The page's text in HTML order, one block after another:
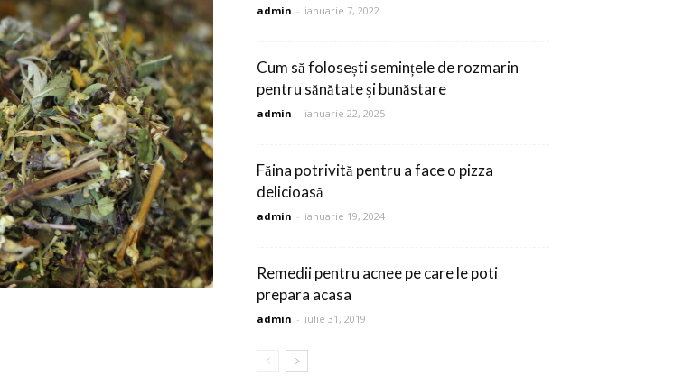
admin - ianuarie 7, 2022
Cum să folosești semințele de rozmarin
pentru sănătate și bunăstare
admin - ianuarie 22, 2025
Făina potrivită pentru a face o pizza
delicioasă
admin - ianuarie 19, 2024
Remedii pentru acnee pe care le poti
prepara acasa
admin - iulie 31, 2019